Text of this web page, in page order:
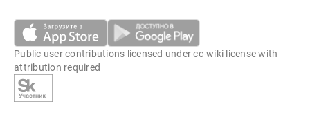
Public user contributions licensed undercc-wiki license with
attribution required